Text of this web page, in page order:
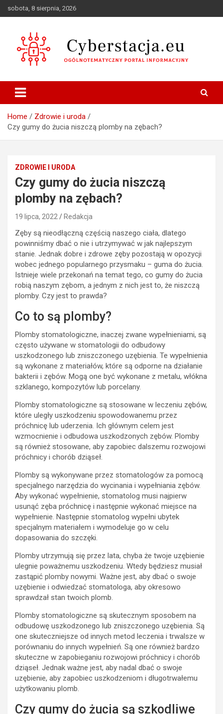
to
sobota, 8 sierpnia, 2026
Cyberstacja.eu
Home
Zdrowie i uroda
Czy gumy do żucia niszczą plomby na zębach?
ZDROWIE I URODA
Czy gumy do żucia niszczą
plomby na zębach?
19 lipca, 2022 Redakcja
Zęby są nieodłączną częścią naszego ciała, dlatego
powinniśmy dbać o nie i utrzymywać w jak najlepszym
stanie. Jednak dobre i zdrowe zęby pozostają w opozycji
wobec jednego popularnego przysmaku – guma do żucia.
Istnieje wiele przekonań na temat tego, co gumy do żucia
robią naszym zębom, a jednym z nich jest to, że niszczą
plomby. Czy jest to prawda?
Co to są plomby?
Plomby stomatologiczne, inaczej zwane wypełnieniami, są
często używane w stomatologii do odbudowy
uszkodzonego lub zniszczonego uzębienia. Te wypełnienia
są wykonane z materiałów, które są odporne na działanie
bakterii i zębów. Mogą one być wykonane z metalu, włókna
szklanego, kompozytów lub porcelany.
Plomby stomatologiczne są stosowane w leczeniu zębów,
które uległy uszkodzeniu spowodowanemu przez
próchnicę lub uderzenia. Ich głównym celem jest
wzmocnienie i odbudowa uszkodzonych zębów. Plomby
są również stosowane, aby zapobiec dalszemu rozwojowi
próchnicy i chorób dziąseł.
Plomby są wykonywane przez stomatologów za pomocą
specjalnego narzędzia do wycinania i wypełniania zębów.
Aby wykonać wypełnienie, stomatolog musi najpierw
usunąć zęba próchnicę i następnie wykonać miejsce na
wypełnienie. Następnie stomatolog wypełni ubytek
specjalnym materiałem i wymodeluje go w celu
dopasowania do szczęki.
Plomby utrzymują się przez lata, chyba że twoje uzębienie
ulegnie poważnemu uszkodzeniu. Wtedy będziesz musiał
zastąpić plomby nowymi. Ważne jest, aby dbać o swoje
uzębienie i odwiedzać stomatologa, aby okresowo
sprawdzał stan twoich plomb.
Plomby stomatologiczne są skutecznym sposobem na
odbudowę uszkodzonego lub zniszczonego uzębienia. Są
one skuteczniejsze od innych metod leczenia i trwalsze w
porównaniu do innych wypełnień. Są one również bardzo
skuteczne w zapobieganiu rozwojowi próchnicy i chorób
dziąseł. Jednak ważne jest, aby nadal dbać o swoje
uzębienie, aby zapobiec uszkodzeniom i długotrwałemu
użytkowaniu plomb.
Czy gumy do żucia są szkodliwe